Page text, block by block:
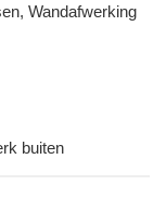
Wandafwerking
buiten